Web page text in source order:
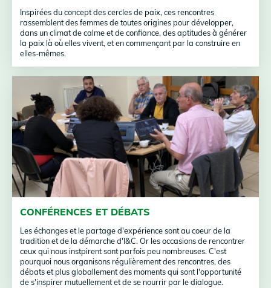
Inspirées du concept des cercles de paix, ces rencontres
rassemblent des femmes de toutes origines pour développer,
dans un climat de calme et de confiance, des aptitudes à générer
la paix là où elles vivent, et en commençant par la construire en
elles-mêmes.
CONFÉRENCES ET DÉBATS
Les échanges et le partage d'expérience sont au coeur de la
tradition et de la démarche d'I&C. Or les occasions de rencontrer
ceux qui nous instpirent sont parfois peu nombreuses. C'est
pourquoi nous organisons régulièrement des rencontres, des
débats et plus globallement des moments qui sont l'opportunité
de s'inspirer mutuellement et de se nourrir par le dialogue.